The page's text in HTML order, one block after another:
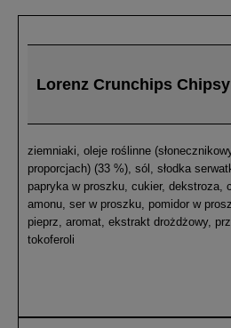
Lorenz Crunchips
ziemniaki, oleje roślinne
proporcjach) (33 %), sól, słodka
papryka w proszku, cukier, dekstroza,
amonu, ser w proszku, pomidor w
pieprz, aromat, ekstrakt drożdżowy,
tokoferoli